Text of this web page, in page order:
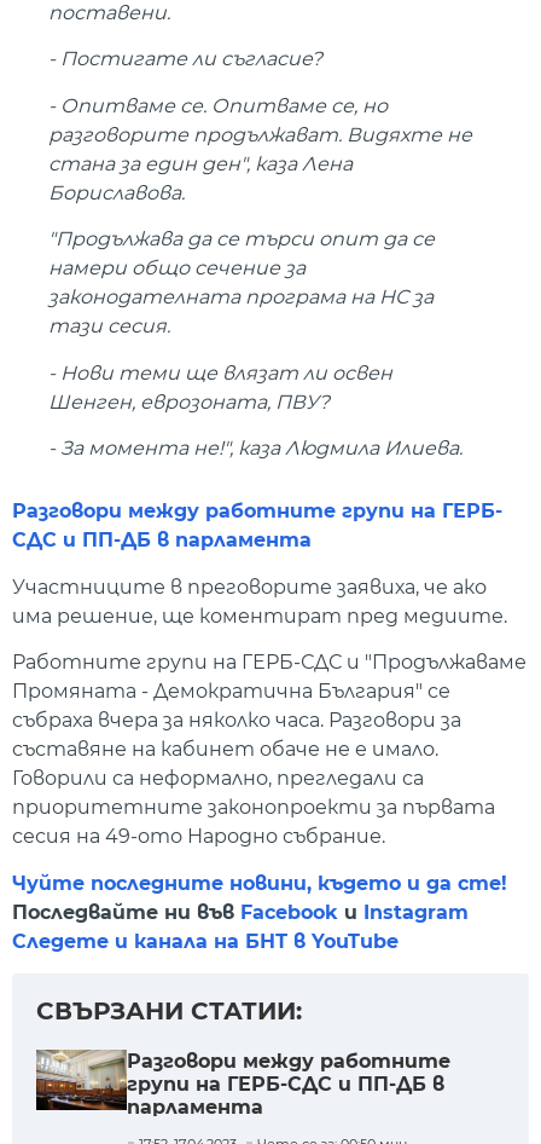
поставени.
- Постигате ли съгласие?
- Опитваме се. Опитваме се, но
разговорите продължават. Видяхте не
стана за един ден", каза Лена
Бориславова.
"Продължава да се търси опит да се
намери общо сечение за
законодателната програма на НС за
тази сесия.
- Нови теми ще влязат ли освен
Шенген, еврозоната, ПВУ?
- За момента не!", каза Людмила Илиева.
Разговори между работните групи на ГЕРБ-
СДС и ПП-ДБ в парламента
Участниците в преговорите заявиха, че ако
има решение, ще коментират пред медиите.
Работните групи на ГЕРБ-СДС и "Продължаваме
Промяната - Демократична България" се
събраха вчера за няколко часа. Разговори за
съставяне на кабинет обаче не е имало.
Говорили са неформално, прегледали са
приоритетните законопроекти за първата
сесия на 49-ото Народно събрание.
Чуйте последните новини, където и да сте!
Последвайте ни във Facebook и Instagram
Следете и канала на БНТ в YouTube
СВЪРЗАНИ СТАТИИ:
Разговори между работните
групи на ГЕРБ-СДС и ПП-ДБ в
парламента